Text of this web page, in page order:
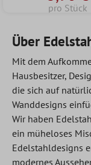
pro Stück
Über
Mit dem
Hausbesitzer,
die sich auf
Wanddesigns
Wir haben
ein müheloses
Edelstahldesigns
modernes